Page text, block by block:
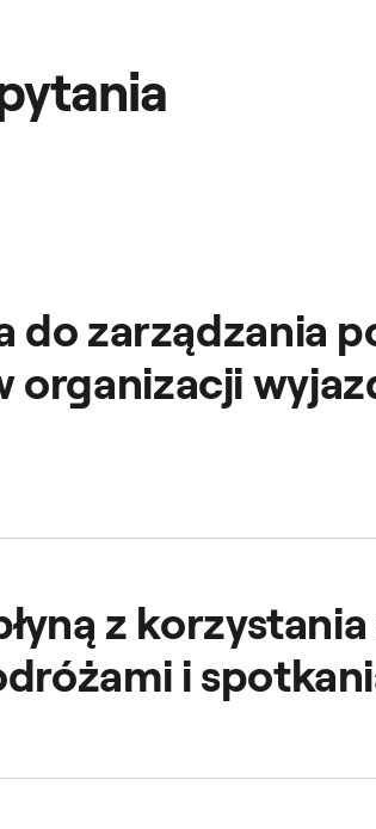
do zarządzania
organizacji
z
i